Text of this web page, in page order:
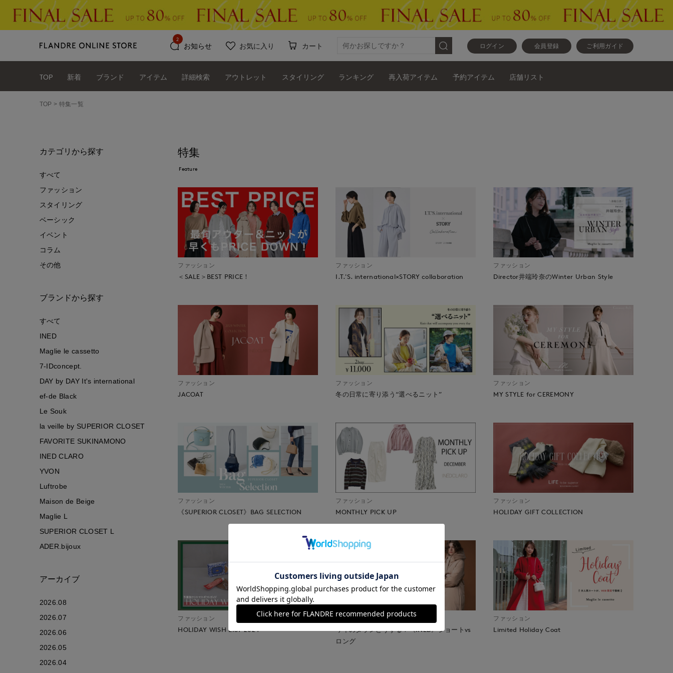
ログイン 会員登録 ご利用ガイド
お知らせ
2
お気に入り カート
TOP 新着 ブランド アイテム 詳細検索 アウトレット スタイリング ランキング 再入荷アイテム 予約アイテム 店舗リスト
TOP 特集一覧
特集
Feature
ファッション
＜SALE＞BEST PRICE！
ファッション
I.T.'S. international×STORY collaboration
ファッション
Director井端玲奈のWinter Urban Style
ファッション
JACOAT
ファッション
冬の日常に寄り添う“選べるニット”
ファッション
MY STYLE for CEREMONY
ファッション
《SUPERIOR CLOSET》BAG SELECTION
ファッション
MONTHLY PICK UP
ファッション
HOLIDAY GIFT COLLECTION
ファッション
HOLIDAY WISH LIST 2024
ファッション
今年のダウンどうする？《INÉD》ショートvs
ロング
ファッション
Limited Holiday Coat
カテゴリから探す
すべて
ファッション
スタイリング
ベーシック
イベント
コラム
その他
ブランドから探す
すべて
INED
Maglie le cassetto
7-IDconcept.
DAY by DAY It's international
ef-de Black
Le Souk
la veille by SUPERIOR CLOSET
FAVORITE SUKINAMONO
INED CLARO
YVON
Luftrobe
Maison de Beige
Maglie L
SUPERIOR CLOSET L
ADER.bijoux
アーカイブ
2026.08
2026.07
2026.06
2026.05
2026.04